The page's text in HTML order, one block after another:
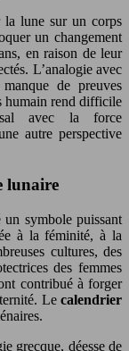
la lune sur un corps
un changement
en raison de leur
L’analogie avec
de preuves
humain rend difficile
avec la force
autre perspective
lunaire
symbole puissant
à la féminité, à la
cultures, des
des femmes
contribué à forger
Le calendrier
grecque, déesse de